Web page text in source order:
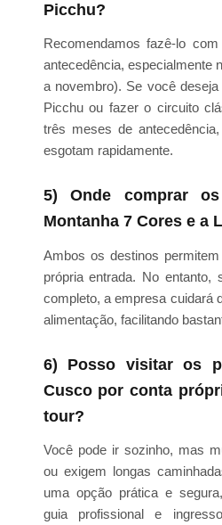
Picchu?
Recomendamos fazê-lo
antecedência, especialmente
a novembro). Se você
Picchu ou fazer o circuito
três meses de
esgotam rapidamente.
5) Onde comprar
Montanha 7 Cores e a
Ambos os destinos
própria entrada. No
completo, a empresa cuidará
alimentação, facilitando
6) Posso visitar os
Cusco por conta
tour?
Você pode ir sozinho, mas
ou exigem longas
uma opção prática e
guia profissional e